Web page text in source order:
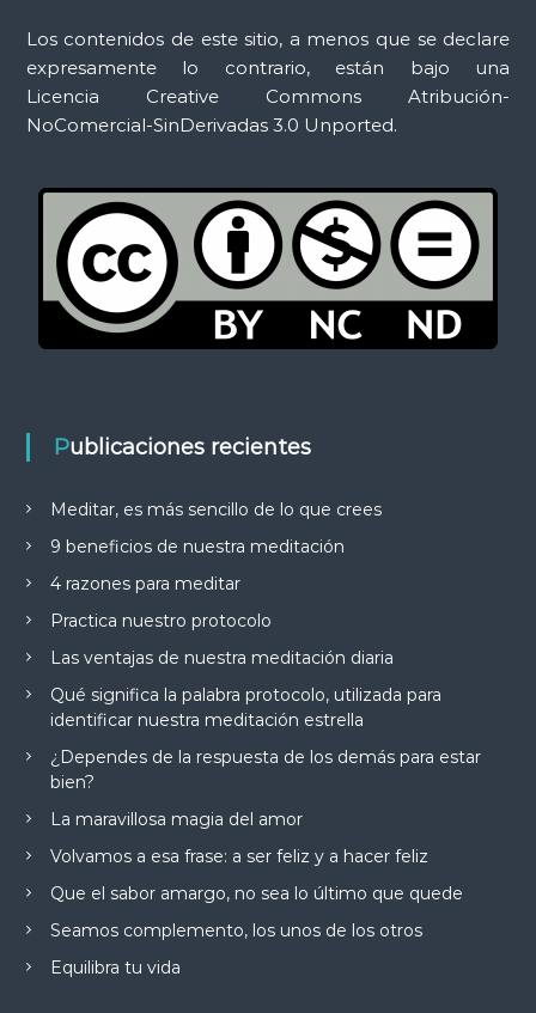
Los contenidos de este sitio, a menos que se declare
expresamente lo contrario, están bajo una
Licencia Creative Commons Atribución-
NoComercial-SinDerivadas 3.0 Unported.
Publicaciones recientes
Meditar, es más sencillo de lo que crees
9 beneficios de nuestra meditación
4 razones para meditar
Practica nuestro protocolo
Las ventajas de nuestra meditación diaria
Qué significa la palabra protocolo, utilizada para
identificar nuestra meditación estrella
¿Dependes de la respuesta de los demás para estar
bien?
La maravillosa magia del amor
Volvamos a esa frase: a ser feliz y a hacer feliz
Que el sabor amargo, no sea lo último que quede
Seamos complemento, los unos de los otros
Equilibra tu vida